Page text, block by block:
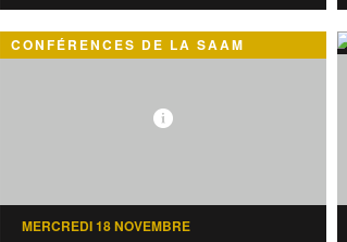
CONFÉRENCES DE LA SAAM
MERCREDI 18 NOVEMBRE